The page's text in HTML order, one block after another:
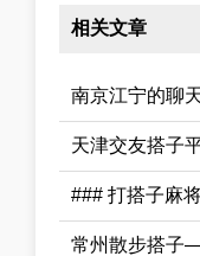
相关文章
南京江宁的聊
天津交友搭子
### 打搭子麻
常州散步搭子